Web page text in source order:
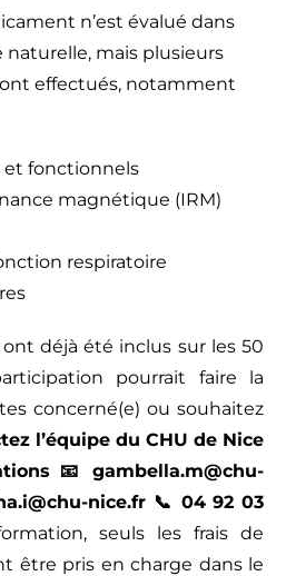
n’est évalué dans
mais plusieurs
effectués, notamment
et fonctionnels
magnétique (IRM)
respiratoire
déjà été inclus sur les 50
pourrait faire la
concerné(e) ou souhaitez
l’équipe du CHU de Nice
📧 gambella.m@chu-
nice.fr 📞 04 92 03
seuls les frais de
être pris en charge dans le